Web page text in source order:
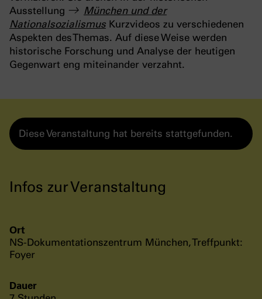
Ausstellung
München und der
Nationalsozialismus Kurzvideos zu verschiedenen
Aspekten des Themas. Auf diese Weise werden
historische Forschung und Analyse der heutigen
Gegenwart eng miteinander verzahnt.
Diese Veranstaltung hat bereits stattgefunden.
Infos zur Veranstaltung
Ort
NS-Dokumentationszentrum München, Treffpunkt:
Foyer
Dauer